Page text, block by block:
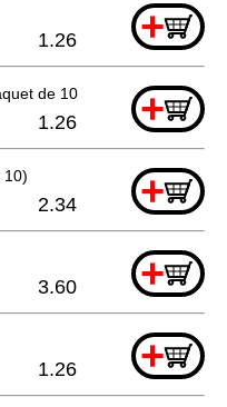
+
1.26
de 10 +
1.26
10) +
2.34
+
3.60
+
1.26